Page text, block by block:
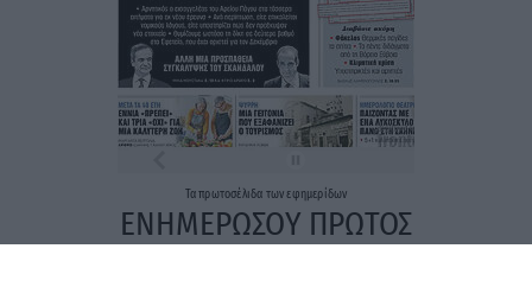
Ταπρωτοσέλιδα τωνεφημερίδων
ΕΝΗΜΕΡΩΣΟΥ ΠΡΩΤΟΣ